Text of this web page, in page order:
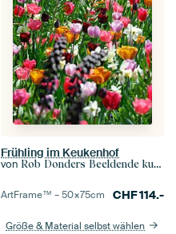
Frühling im Keukenhof
von Rob Donders Beeldende kunst
ArtFrame™ –50×75cm CHF114.-
Größe & Material selbst wählen